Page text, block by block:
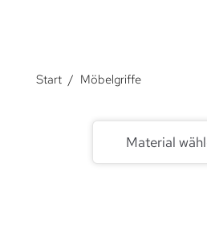
Start / Möbelgriffe
Material